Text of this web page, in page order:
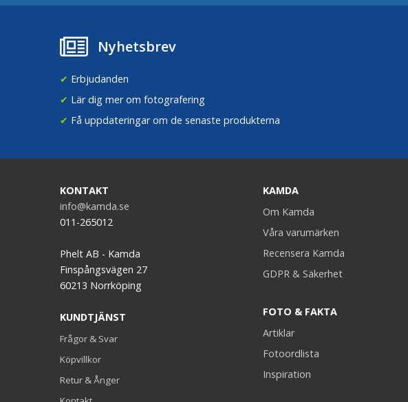
Nyhetsbrev
✔ Erbjudanden
✔ Lär dig mer om fotografering
✔ Få uppdateringar om de senaste produkterna
KONTAKT
info@kamda.se
011-265012
Phelt AB - Kamda
Finspångsvägen 27
60213 Norrköping
KUNDTJÄNST
Frågor & Svar
Köpvillkor
Retur & Ånger
KAMDA
Om Kamda
Våra varumärken
Recensera Kamda
GDPR & Säkerhet
FOTO & FAKTA
Artiklar
Fotoordlista
Inspiration